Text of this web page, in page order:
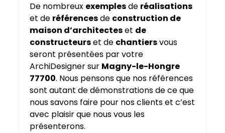
De nombreux exemplesde réalisations
et de référencesde construction de
maison d’architecteset de
constructeurset de chantiersvous
seront présentées par votre
ArchiDesigner sur Magny-le-Hongre
77700. Nous pensons que nos références
sont autant de démonstrations de ce que
nous savons faire pour nos clients et c’est
avec plaisir que nous vous les
présenterons.